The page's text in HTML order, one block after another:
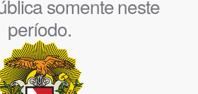
somente neste
período.